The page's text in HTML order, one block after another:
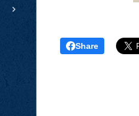
Share